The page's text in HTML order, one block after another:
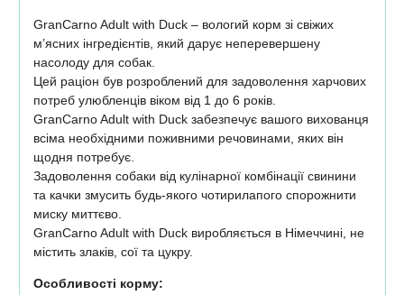
GranCarno Adult with Duck – вологий корм зі свіжих
м’ясних інгредієнтів, який дарує неперевершену
насолоду для собак.
Цей раціон був розроблений для задоволення харчових
потреб улюбленців віком від 1 до 6 років.
GranCarno Adult with Duck забезпечує вашого вихованця
всіма необхідними поживними речовинами, яких він
щодня потребує.
Задоволення собаки від кулінарної комбінації свинини
та качки змусить будь-якого чотирилапого спорожнити
миску миттєво.
GranCarno Adult with Duck виробляється в Німеччині, не
містить злаків, сої та цукру.
Особливості корму: